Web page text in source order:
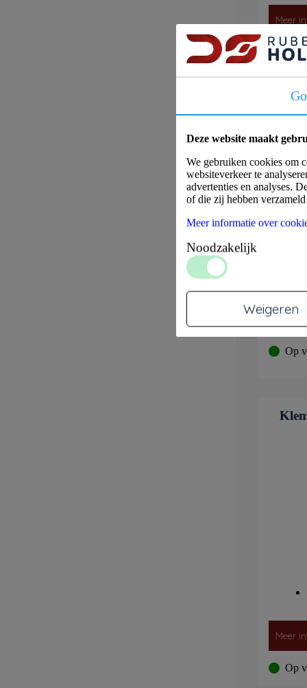
Meer
Op
Op
Meer
Op
Deze website maakt
We gebruiken cookies om
websiteverkeer te
advertenties en analyses.
of die zij hebben
Meer informatie over
Noodzakelijk
Weigeren